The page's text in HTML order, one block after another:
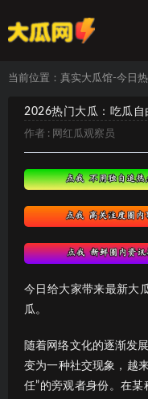
当前位置： 真实大瓜馆-今日
2026热门大瓜：吃瓜
作者 : 网红瓜观察员
今日给大家带来最新大
瓜。
随着网络文化的逐渐发
变为一种社交现象，越
任”的旁观者身份。在某